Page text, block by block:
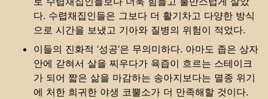
다. 수렵채집인들은 그보다 더 활기차고 다양한 방식
으로 시간을 보냈고 기아와 질병의 위험이 적었다.
이들의 진화적 ‘성공’은 무의미하다. 아마도 좁은 상자
안에 갇혀서 살을 찌우다가 육즙이 흐르는 스테이크
가 되어 짧은 삶을 마감하는 송아지보다는 멸종 위기
에 처한 희귀한 야생 코뿔소가 더 만족해할 것이다.